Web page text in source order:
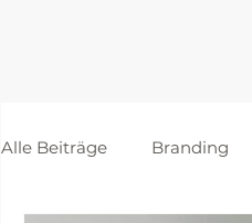
Alle Beiträge Branding